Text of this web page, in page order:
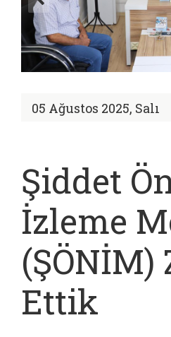
05 Ağustos 2025, Salı
Şiddet
İzleme
(ŞÖNİM)
Ettik